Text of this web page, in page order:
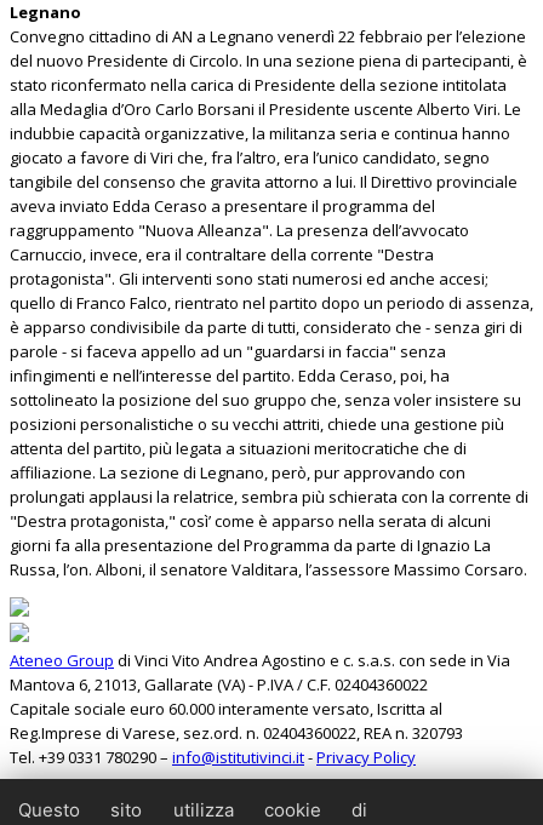
Legnano
Convegno cittadino di AN a Legnano venerdì 22 febbraio per l’elezione
del nuovo Presidente di Circolo. In una sezione piena di partecipanti, è
stato riconfermato nella carica di Presidente della sezione intitolata
alla Medaglia d’Oro Carlo Borsani il Presidente uscente Alberto Viri. Le
indubbie capacità organizzative, la militanza seria e continua hanno
giocato a favore di Viri che, fra l’altro, era l’unico candidato, segno
tangibile del consenso che gravita attorno a lui. Il Direttivo provinciale
aveva inviato Edda Ceraso a presentare il programma del
raggruppamento "Nuova Alleanza". La presenza dell’avvocato
Carnuccio, invece, era il contraltare della corrente "Destra
protagonista". Gli interventi sono stati numerosi ed anche accesi;
quello di Franco Falco, rientrato nel partito dopo un periodo di assenza,
è apparso condivisibile da parte di tutti, considerato che - senza giri di
parole - si faceva appello ad un "guardarsi in faccia" senza
infingimenti e nell’interesse del partito. Edda Ceraso, poi, ha
sottolineato la posizione del suo gruppo che, senza voler insistere su
posizioni personalistiche o su vecchi attriti, chiede una gestione più
attenta del partito, più legata a situazioni meritocratiche che di
affiliazione. La sezione di Legnano, però, pur approvando con
prolungati applausi la relatrice, sembra più schierata con la corrente di
"Destra protagonista," così’ come è apparso nella serata di alcuni
giorni fa alla presentazione del Programma da parte di Ignazio La
Russa, l’on. Alboni, il senatore Valditara, l’assessore Massimo Corsaro.
Ateneo Group di Vinci Vito Andrea Agostino e c. s.a.s. con sede in Via
Mantova 6, 21013, Gallarate (VA) - P.IVA / C.F. 02404360022
Capitale sociale euro 60.000 interamente versato, Iscritta al
Reg.Imprese di Varese, sez.ord. n. 02404360022, REA n. 320793
Tel. +39 0331 780290 – info@istitutivinci.it-Privacy Policy
Search
Questo sito utilizza cookie di